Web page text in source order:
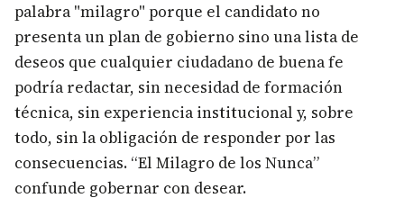
palabra "milagro" porque el candidato no
presenta un plan de gobierno sino una lista de
deseos que cualquier ciudadano de buena fe
podría redactar, sin necesidad de formación
técnica, sin experiencia institucional y, sobre
todo, sin la obligación de responder por las
consecuencias. “El Milagro de los Nunca”
confunde gobernar con desear.